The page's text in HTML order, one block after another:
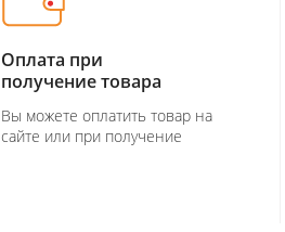
Оплата при
получение товара
Вы можете оплатить товар на
сайте или при получение